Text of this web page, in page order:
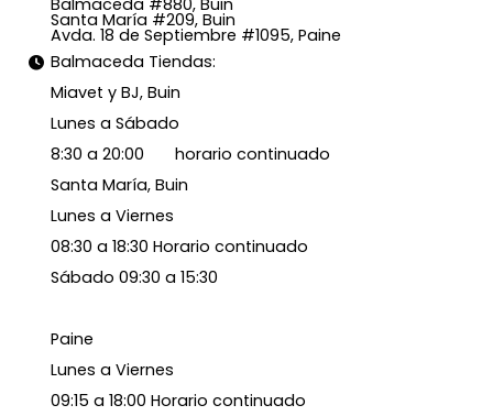
Balmaceda #880, Buin
Santa María #209, Buin
Avda. 18 de Septiembre #1095, Paine
Balmaceda Tiendas:
Miavet y BJ, Buin
Lunes a Sábado
8:30 a 20:00 horario continuado
Santa María, Buin
Lunes a Viernes
08:30 a 18:30 Horario continuado
Sábado 09:30 a 15:30
Paine
Lunes a Viernes
09:15 a 18:00 Horario continuado